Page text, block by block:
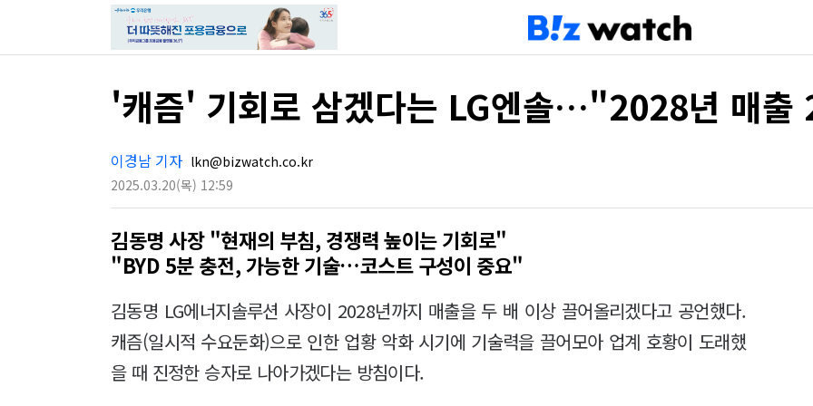
'캐즘' 기회로 삼겠다는 LG엔솔…"2028년 매출
이경남 기자 lkn@bizwatch.co.kr
2025.03.20(목) 12:59
김동명 사장 "현재의 부침, 경쟁력 높이는 기회로"
"BYD 5분 충전, 가능한 기술…코스트 구성이 중요"
김동명 LG에너지솔루션 사장이 2028년까지 매출을 두 배 이상 끌어올리겠다고 공언했다.
캐즘(일시적 수요둔화)으로 인한 업황 악화 시기에 기술력을 끌어모아 업계 호황이 도래했
을 때 진정한 승자로 나아가겠다는 방침이다.